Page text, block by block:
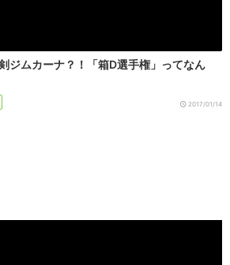
ジムカーナ？！「箱D選手権」ってなん
2017/01/14